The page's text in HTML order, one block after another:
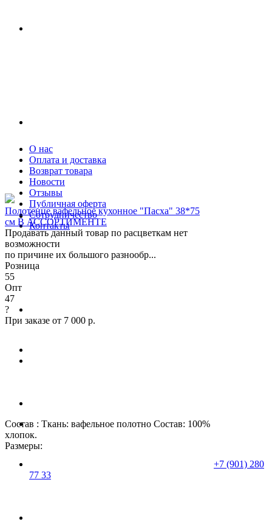
Состав : Ткань: вафельное полотно Состав: 100%
хлопок.
Размеры:
Полотенце вафельное кухонное "Пасха" 38*75
см В АССОРТИМЕНТЕ
Продавать данный товар по расцветкам нет
возможности
по причине их большого разнообр...
Розница
55
Опт
47
?
При заказе от 7 000 р.
О нас
Оплата и доставка
Возврат товара
Новости
Отзывы
Публичная оферта
Сотрудничество
Контакты
+7 (901) 280
77 33